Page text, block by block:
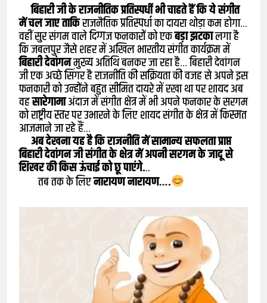
बिहारी जी के राजनीतिक प्रतिस्पर्धी भी चाहते हैं कि ये संगीत
में चल जाए ताकिराजनैतिक प्रतिस्पर्धा का दायरा थोड़ा कम होगा…
वहीं सुर संगम वाले दिग्गज फनकारों को एकबड़ा झटकालगा है
कि जबलपुर जैसे शहर में अखिल भारतीय संगीत कार्यक्रम में
बिहारी देवांगनमुख्य अतिथि बनकर जा रहा है… बिहारी देवांगन
जी एक अच्छे सिंगर है राजनीति की सक्रियता की वजह से अपने इस
फनकारी को उन्होंने बहुत सीमित दायरे में रखा था पर शायद अब
वहसारेगामाअंदाज में संगीत क्षेत्र में भी अपने फनकार के सरगम
को राष्ट्रीय स्तर पर उभारने के लिए शायद संगीत के क्षेत्र में किस्मत
आजमाने जा रहे हैं…
अब देखना यह है कि राजनीति में सामान्य सफलता प्राप्त
बिहारी देवांगन जी संगीत के क्षेत्र में अपनी सरगम के जादू से
शिखर की किस ऊंचाई को छू पाएंगे...
तब तक के लिएनारायण नारायण….